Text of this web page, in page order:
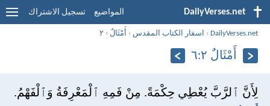
DailyVerses.net المواضيع تسجيل الاشتراك
DailyVerses.net
› اسفار الكتاب المقدس › أَمْثَالٌ ›٢
أَمْثَالٌ ٢:‏٦
لِأَنَّ ٱلرَّبَّ يُعْطِي حِكْمَةً. مِنْ فَمِهِ ٱلْمَعْرِفَةُ وَٱلْفَهْمُ.